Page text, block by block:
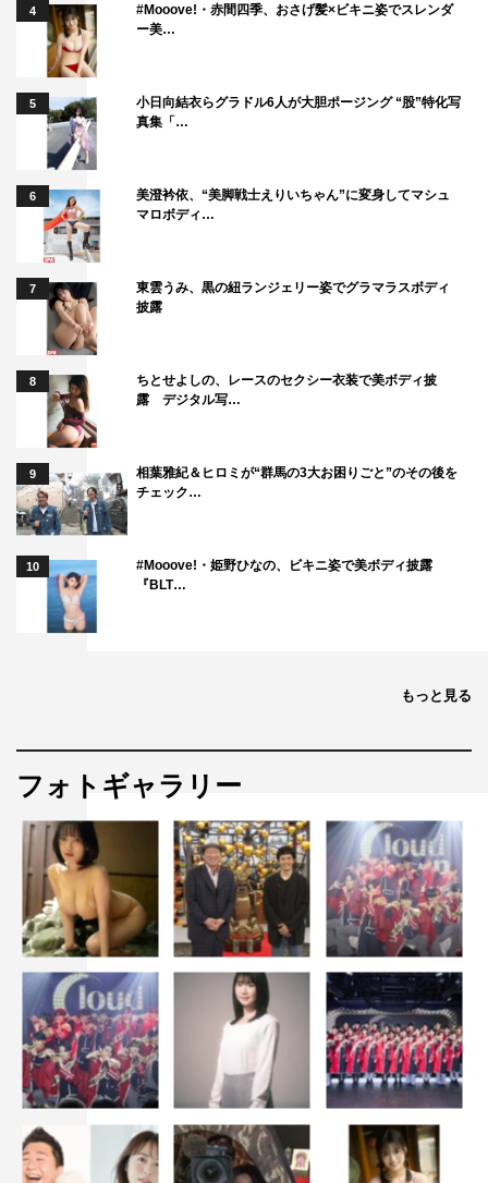
4
#Mooove!・赤間四季、おさげ髪×ビキニ姿でスレンダ
ー美…
5
小日向結衣らグラドル6人が大胆ポージング “股”特化写
真集「…
6
美澄衿依、“美脚戦士えりいちゃん”に変身してマシュ
マロボディ…
7
東雲うみ、黒の紐ランジェリー姿でグラマラスボディ
披露
8
ちとせよしの、レースのセクシー衣装で美ボディ披
露 デジタル写…
9
相葉雅紀＆ヒロミが“群馬の3大お困りごと”のその後を
チェック…
10
#Mooove!・姫野ひなの、ビキニ姿で美ボディ披露
『BLT…
もっと見る
フォトギャラリー